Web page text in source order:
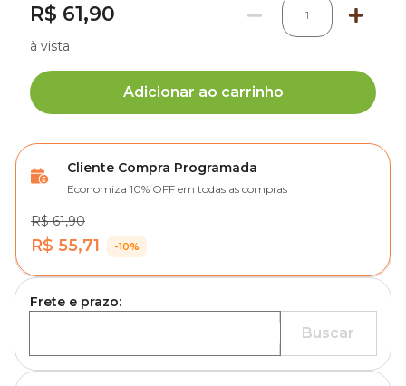
R$ 61,90 1
à vista
Adicionar ao carrinho
Cliente Compra Programada
Economiza 10% OFF em todas as compras
R$ 61,90
R$ 55,71 -10%
Frete e prazo:
Buscar